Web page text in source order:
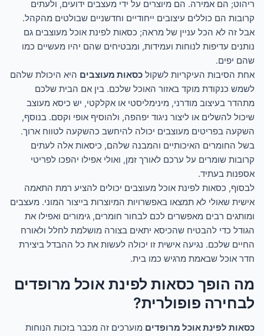
ריהוט; הם אמירה. הם מיוצרים על ידי מעצבים ידועים, ולעתים
קרובות הם כוללים עיצובים ייחודיים וחדשניים שבולטים מהקהל.
אבל זה לא הכל עניין של מראה; כסאות לפינת אוכל מעוצבים גם
נותנים עדיפות לנוחות ועמידות, ומבטיחים שהם יהיו מעשיים כמו
שהם יפים.
אחת הסיבות העיקריות לשקול כסאות מעוצבים היא היכולת שלהם
לשמש כנקודת מוקד באזור האוכל שלכם. בין אם הבית שלכם
מתהדר בעיצוב מודרני, מינימליסטי או אקלקטי, יש כיסא מעוצב
שיכול להשלים או ליצור ניגוד יפהפה, ולהוסיף אופי וקסם. בנוסף,
השקעה בפריטים מעוצבים יכולה להיחשב כהשקעה לטווח ארוך.
בשל החומרים האיכותיים והמבנה שלהם, כיסאות אלה לעתים
קרובות שומרים על ערכם לאורך זמן, ואולי אפילו יהפכו לפריטי
אספנות בעתיד.
לבסוף, כסאות לפינת אוכל מעוצבים יכולים להציע רמת התאמה
אישית שאולי לא תמצאו באפשרויות המיוצרות בייצור המוני. מעצבים
ומותגים רבים מאפשרים לכם לבחור חומרים, גימורים ואפילו את
הגודל כדי להבטיח שהכיסא יתאים בצורה מושלמת לחלל ולאורח
החיים שלכם. נגיעה אישית זו יכולה לעשות את כל ההבדל ביצירת
חדר אוכל שבאמת מרגיש כמו בית.
מה הופך כסאות לפינת אוכל מרופדים
לבחירה פופולרית?
כסאות לפינת אוכל מרופדים מוערכים זה מכבר בזכות הנוחות